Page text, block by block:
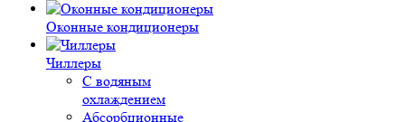
Оконные кондиционеры
Чиллеры
С водяным
охлаждением
Абсорбционные